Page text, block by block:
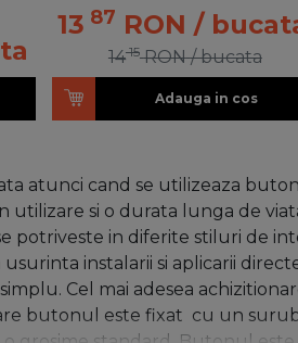
13 87 RON /
1415 RON / bucata
Adauga in cos
atunci cand se utilizeaza
si o durata lunga de
potriveste in diferite stiluri de
instalarii si aplicarii
Cel mai adesea
butonul este fixat cu un